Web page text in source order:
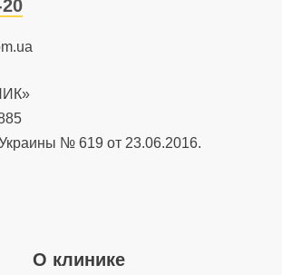
№ 619 от 23.06.2016.
О клинике